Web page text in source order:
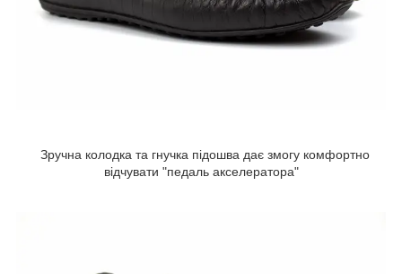
Зручна колодка та гнучка підошва дає змогу комфортно
відчувати "педаль акселератора"